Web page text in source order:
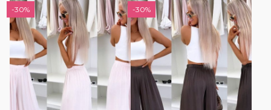
-30% -30%